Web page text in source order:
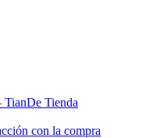
TianDe Tienda
con la compra